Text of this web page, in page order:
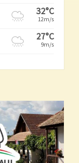
32°C
12m/s
27°C
9m/s